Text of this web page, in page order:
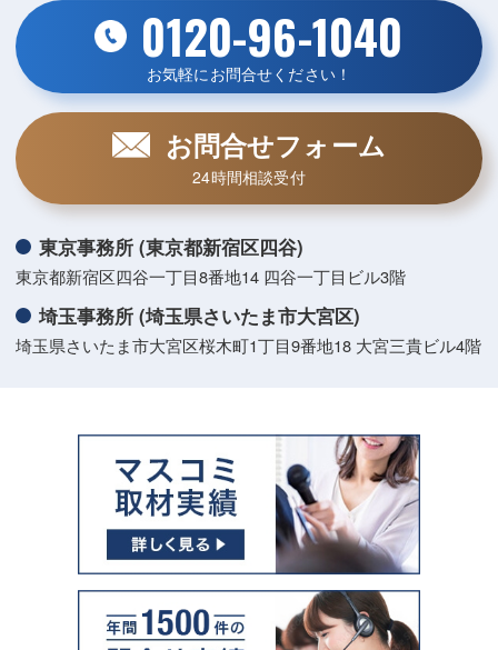
0120-96-1040
お気軽にお問合せください！
お問合せフォーム
24時間相談受付
東京事務所 (東京都新宿区四谷)
東京都新宿区四谷一丁目8番地14 四谷一丁目ビル3階
埼玉事務所 (埼玉県さいたま市大宮区)
埼玉県さいたま市大宮区桜木町1丁目9番地18 大宮三貴ビル4階